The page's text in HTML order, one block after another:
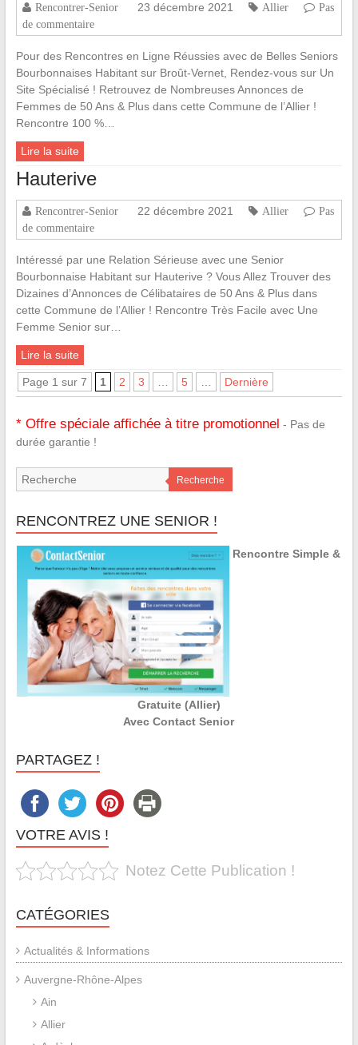
Rencontrer-Senior 23 décembre 2021 Allier
Pas
de commentaire
Pour des Rencontres en Ligne Réussies avec de Belles Seniors
Bourbonnaises Habitant sur Broût-Vernet, Rendez-vous sur Un
Site Spécialisé ! Retrouvez de Nombreuses Annonces de
Femmes de 50 Ans & Plus dans cette Commune de l’Allier !
Rencontre 100 %…
Lire la suite
Hauterive
Rencontrer-Senior 22 décembre 2021 Allier
Pas
de commentaire
Intéressé par une Relation Sérieuse avec une Senior
Bourbonnaise Habitant sur Hauterive ? Vous Allez Trouver des
Dizaines d’Annonces de Célibataires de 50 Ans & Plus dans
cette Commune de l’Allier ! Rencontre Très Facile avec Une
Femme Senior sur…
Lire la suite
Page 1 sur 7 1 2 3 … 5 … Dernière
* Offre spéciale affichée à titre promotionnel - Pas de
durée garantie !
Recherche
RENCONTREZ UNE SENIOR !
Rencontre Simple &
Gratuite (Allier)
Avec Contact Senior
PARTAGEZ !
VOTRE AVIS !
Notez Cette Publication !
CATÉGORIES
Actualités & Informations
Auvergne-Rhône-Alpes
Ain
Allier